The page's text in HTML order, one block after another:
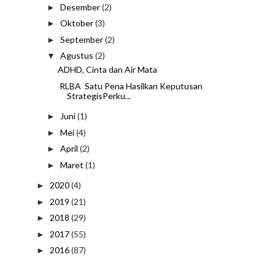
► Desember(2)
► Oktober(3)
► September(2)
▼ Agustus (2)
ADHD, Cinta dan Air Mata
RLBA Satu Pena Hasilkan Keputusan
StrategisPerku...
► Juni(1)
► Mei(4)
► April (2)
► Maret (1)
► 2020(4)
► 2019 (21)
► 2018 (29)
► 2017(55)
► 2016(87)